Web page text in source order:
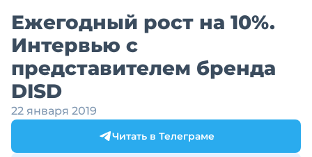
Ежегодный рост на 10%.
Интервью с
представителем бренда
DISD
22 января 2019
Читать в Телеграме